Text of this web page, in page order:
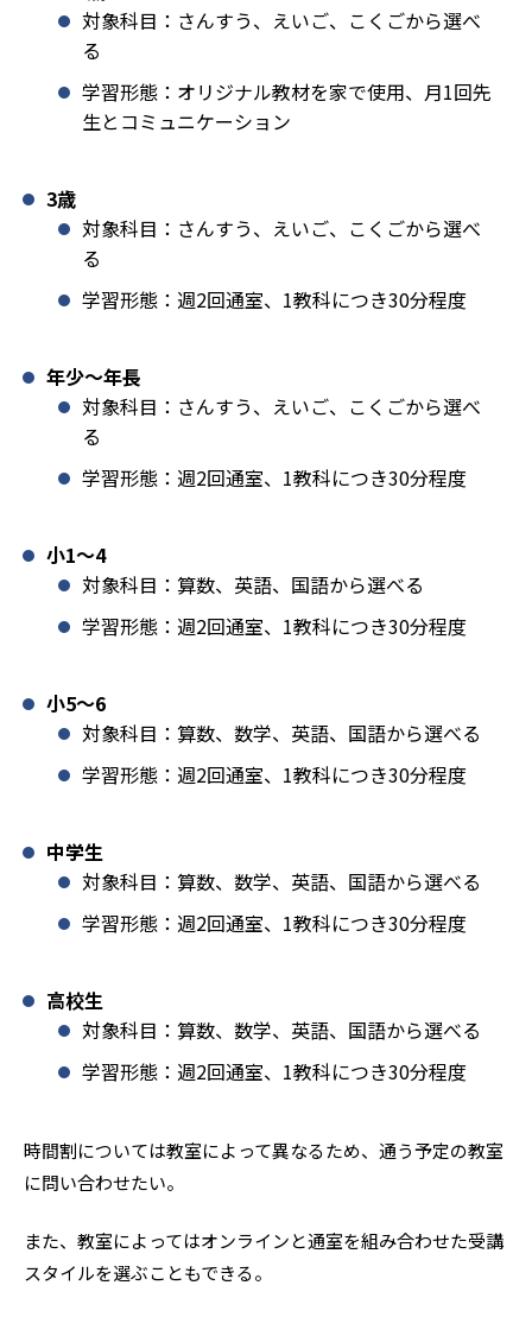
対象科目：さんすう、えいご、こくごから選べ
る
学習形態：オリジナル教材を家で使用、月1回先
生とコミュニケーション
3歳
対象科目：さんすう、えいご、こくごから選べ
る
学習形態：週2回通室、1教科につき30分程度
年少〜年長
対象科目：さんすう、えいご、こくごから選べ
る
学習形態：週2回通室、1教科につき30分程度
小1️〜4
対象科目：算数、英語、国語から選べる
学習形態：週2回通室、1教科につき30分程度
小5〜6
対象科目：算数、数学、英語、国語から選べる
学習形態：週2回通室、1教科につき30分程度
中学生
対象科目：算数、数学、英語、国語から選べる
学習形態：週2回通室、1教科につき30分程度
高校生
対象科目：算数、数学、英語、国語から選べる
学習形態：週2回通室、1教科につき30分程度
時間割については教室によって異なるため、通う予定の教室
に問い合わせたい。
また、教室によってはオンラインと通室を組み合わせた受講
スタイルを選ぶこともできる。